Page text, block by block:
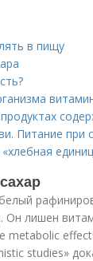
в пищу
Питание при
Он лишен
metabolic
studies»